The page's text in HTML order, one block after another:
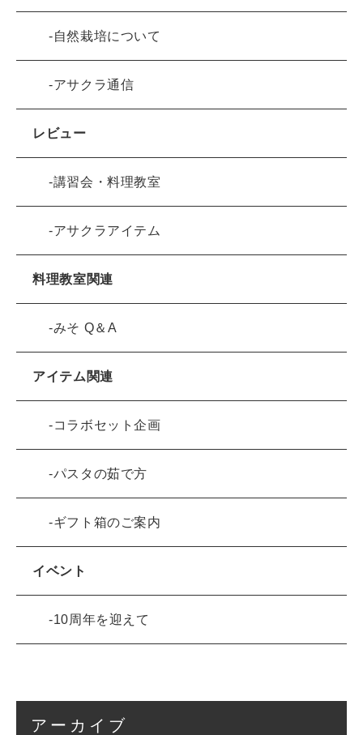
自然栽培について
アサクラ通信
レビュー
講習会・料理教室
アサクラアイテム
料理教室関連
みそ Q＆A
アイテム関連
コラボセット企画
パスタの茹で方
ギフト箱のご案内
イベント
10周年を迎えて
アーカイブ